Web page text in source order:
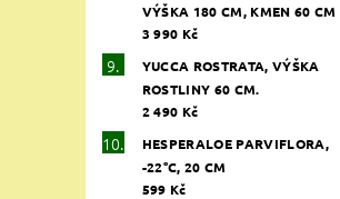
VÝŠKA 180 CM, KMEN 60 CM
3 990 Kč
YUCCA ROSTRATA, VÝŠKA
ROSTLINY 60 CM.
2 490 Kč
HESPERALOE PARVIFLORA,
-22°C, 20 CM
599 Kč